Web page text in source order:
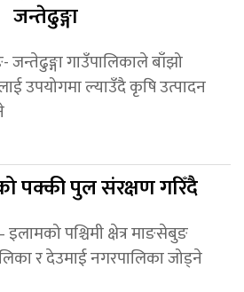
जन्तेढुङ्गा
जन्तेढुङ्गा गाउँपालिकाले बाँझो
उपयोगमा ल्याउँदै कृषि उत्पादन
पक्की पुल संरक्षण गरिँदै
पश्चिमी क्षेत्र माङसेबुङ
र देउमाई नगरपालिका जोड्ने